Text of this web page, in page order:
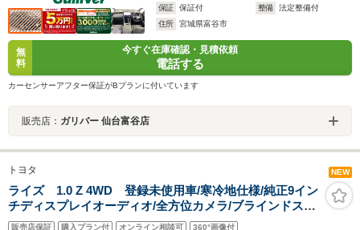
保証
保証付 整備
法定整備付
住所
宮城県富谷市
無
料
今すぐ在庫確認・見積依頼
電話する
カーセンサーアフター保証がBプランに付いています
販売店： ガリバー 仙台富谷店
トヨタ NEW
ライズ 1.0 Z 4WD 登録未使用車/寒冷地仕様/純正9イン
チディスプレイオーディオ/全方位カメラ/ブラインドスポ
ットモニター/リアクロストラフィックモニター/前席シー
販売店保証 購入プラン付 オンライン相談可 360°画像付